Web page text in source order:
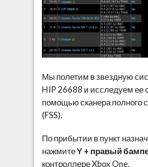
Мы полетим в звездную
HIP 26688 и исследуем ее
помощью сканера полного
(FSS).
По прибытии в пункт
нажмитеY + правый
контроллере Xbox One.